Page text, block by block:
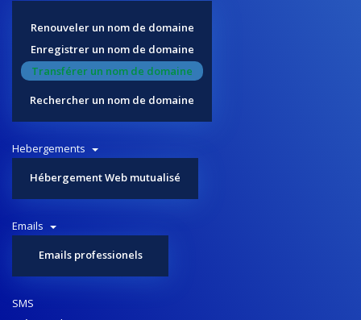
Renouveler un nom de domaine
Enregistrer un nom de domaine
Transférer un nom de domaine
Rechercher un nom de domaine
Hebergements
Hébergement Web mutualisé
Emails
Emails professionels
SMS